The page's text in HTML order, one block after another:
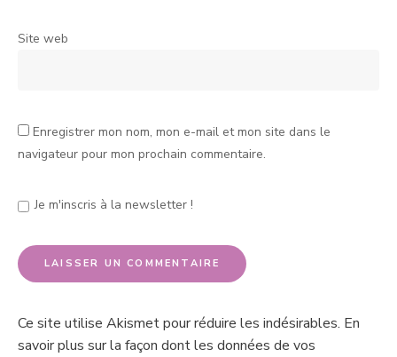
Site web
Enregistrer mon nom, mon e-mail et mon site dans le
navigateur pour mon prochain commentaire.
Je m'inscris à la newsletter !
Ce site utilise Akismet pour réduire les indésirables. En
savoir plus sur la façon dont les données de vos